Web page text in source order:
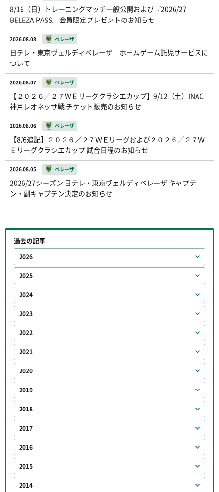
8/16（日）トレーニングマッチ一般公開および『2026/27
BELEZA PASS』会員限定プレゼントのお知らせ
2026.08.08 ベレーザ
日テレ・東京ヴェルディベレーザ ホームゲーム託児サービスに
ついて
2026.08.07 ベレーザ
【２０２６／２７ＷＥリーグクラシエカップ】9/12（土）INAC
神戸レオネッサ戦 チケット販売のお知らせ
2026.08.06 ベレーザ
【8/6追記】２０２６／２７ＷＥリーグおよび２０２６／２７Ｗ
Ｅリーグクラシエカップ 試合日程のお知らせ
2026.08.05 ベレーザ
2026/27シーズン 日テレ・東京ヴェルディベレーザ キャプテ
ン・副キャプテン決定のお知らせ
過去の記事
2026
2025
2024
2023
2022
2021
2020
2019
2018
2017
2016
2015
2014